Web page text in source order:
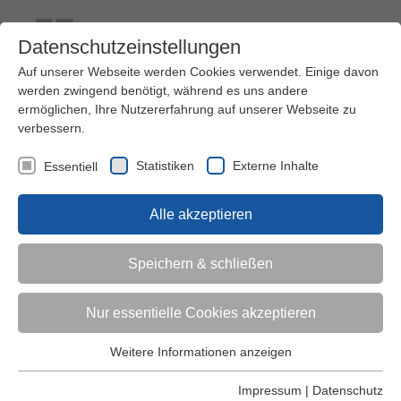
Kontakt Ihre Meinung ist uns wichtig!
Kinder (0-6)
Grundschulkinder
Jugendliche
Datenschutzeinstellungen
Auf unserer Webseite werden Cookies verwendet. Einige davon
werden zwingend benötigt, während es uns andere
ermöglichen, Ihre Nutzererfahrung auf unserer Webseite zu
verbessern.
Essentiell Statistiken Externe Inhalte
Alle akzeptieren
Speichern & schließen
Nur essentielle Cookies akzeptieren
Essentielle Cookies werden für grundlegende Funktionen der
Weitere Informationen anzeigen
Impressum | Datenschutz